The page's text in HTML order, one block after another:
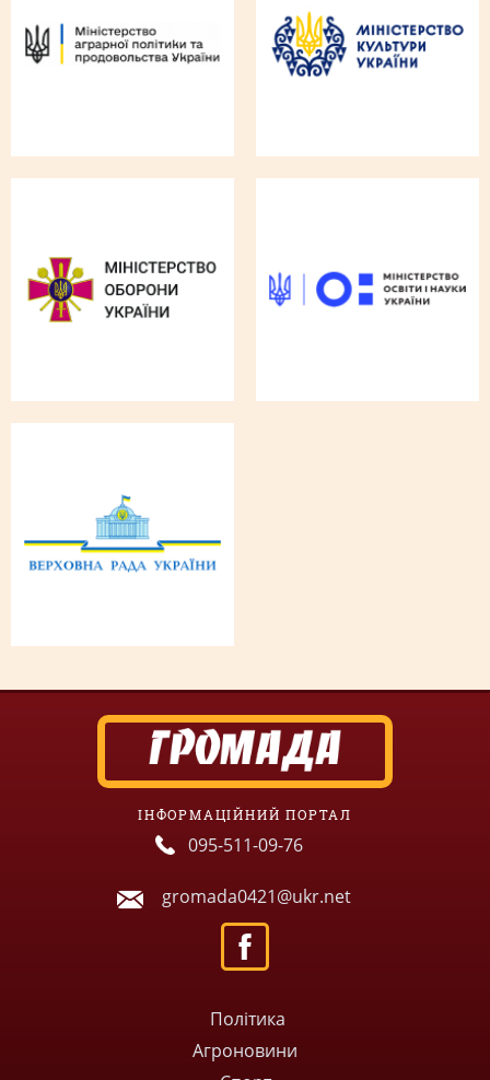
ІНФОРМАЦІЙНИЙ ПОРТАЛ
095-511-09-76
gromada0421@ukr.net
Політика
Агроновини